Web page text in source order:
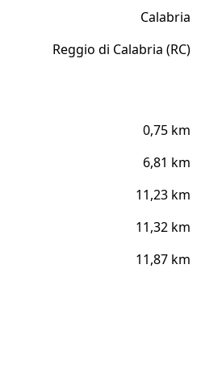
Calabria
Reggio di Calabria (RC)
0,75 km
6,81 km
11,23 km
11,32 km
11,87 km